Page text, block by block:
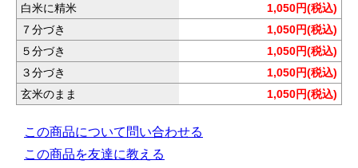
白米に精米
1,050円(税込)
７分づき
1,050円(税込)
５分づき
1,050円(税込)
３分づき
1,050円(税込)
玄米のまま
1,050円(税込)
この商品について問い合わせる
この商品を友達に教える